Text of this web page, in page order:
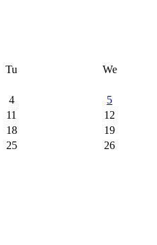
Tu We
4
5
11
12
18
19
25
26